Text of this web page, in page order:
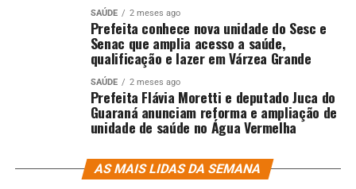
SAÚDE 2 meses ago
Prefeita conhece nova unidade do Sesc e
Senac que amplia acesso a saúde,
qualificação e lazer em Várzea Grande
SAÚDE 2 meses ago
Prefeita Flávia Moretti e deputado Juca do
Guaraná anunciam reforma e ampliação de
unidade de saúde no Água Vermelha
AS MAIS LIDAS DA SEMANA